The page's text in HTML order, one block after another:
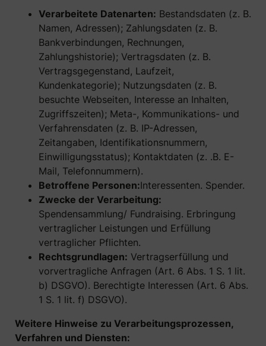
Verarbeitete Datenarten: Bestandsdaten (z. B.
Namen, Adressen); Zahlungsdaten (z. B.
Bankverbindungen, Rechnungen,
Zahlungshistorie); Vertragsdaten (z. B.
Vertragsgegenstand, Laufzeit,
Kundenkategorie); Nutzungsdaten (z. B.
besuchte Webseiten, Interesse an Inhalten,
Zugriffszeiten); Meta-, Kommunikations- und
Verfahrensdaten (z. B. IP-Adressen,
Zeitangaben, Identifikationsnummern,
Einwilligungsstatus); Kontaktdaten (z. .B. E-
Mail, Telefonnummern).
Betroffene Personen:Interessenten. Spender.
Zwecke der Verarbeitung:
Spendensammlung/ Fundraising. Erbringung
vertraglicher Leistungen und Erfüllung
vertraglicher Pflichten.
Rechtsgrundlagen: Vertragserfüllung und
vorvertragliche Anfragen (Art. 6 Abs. 1 S. 1 lit.
b) DSGVO). Berechtigte Interessen (Art. 6 Abs.
1 S. 1 lit. f) DSGVO).
Weitere Hinweise zu Verarbeitungsprozessen,
Verfahren und Diensten: